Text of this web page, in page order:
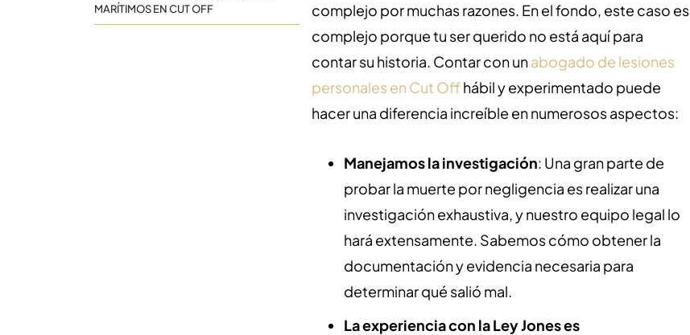
MARÍTIMOS EN CUT OFF
complejo por muchas razones. En el fondo, este caso es
complejo porque tu ser querido no está aquí para
contar su historia. Contar con unabogado de lesiones
personales en Cut Off hábil y experimentado puede
hacer una diferencia increíble en numerosos aspectos:
Manejamos la investigación: Una gran parte de
probar la muerte por negligencia es realizar una
investigación exhaustiva, y nuestro equipo legal lo
hará extensamente. Sabemos cómo obtener la
documentación y evidencia necesaria para
determinar qué salió mal.
La experiencia con la Ley Jones es